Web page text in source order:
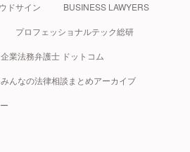
ドサイン BUSINESS LAWYERS
プロフェッショナルテック総研
企業法務弁護士 ドットコム
みんなの法律相談まとめアーカイブ